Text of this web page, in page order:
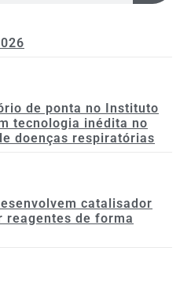
de ponta no Instituto
tecnologia inédita no
doenças respiratórias
catalisador
de forma